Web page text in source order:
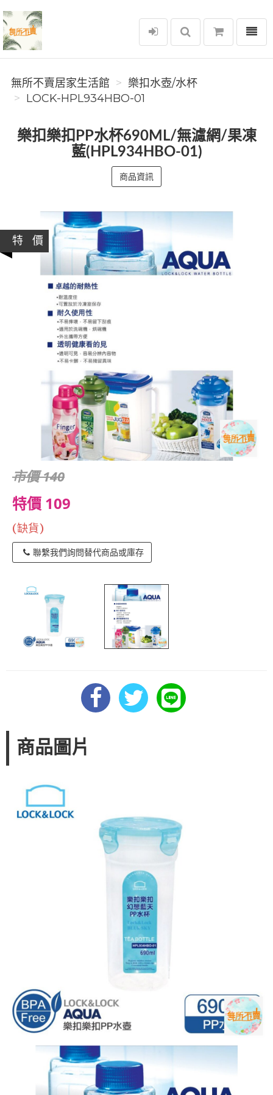
無所不賣居家生活館
選單
無所不賣居家生活館
樂扣水壺/水杯
LOCK-HPL934HBO-01
樂扣樂扣PP水杯690ML/無濾網/果凍
藍(HPL934HBO-01)
商品資訊
特 價
市價 140
特價 109
(缺貨)
聯繫我們詢問替代商品或庫存
商品圖片